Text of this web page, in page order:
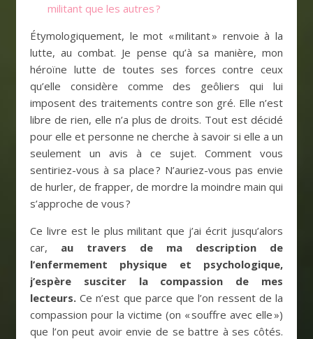
militant que les autres ?
Étymologiquement, le mot « militant » renvoie à la
lutte, au combat. Je pense qu’à sa manière, mon
héroïne lutte de toutes ses forces contre ceux
qu’elle considère comme des geôliers qui lui
imposent des traitements contre son gré. Elle n’est
libre de rien, elle n’a plus de droits. Tout est décidé
pour elle et personne ne cherche à savoir si elle a un
seulement un avis à ce sujet. Comment vous
sentiriez-vous à sa place ? N’auriez-vous pas envie
de hurler, de frapper, de mordre la moindre main qui
s’approche de vous ?
Ce livre est le plus militant que j’ai écrit jusqu’alors
car, au travers de ma description de
l’enfermement physique et psychologique,
j’espère susciter la compassion de mes
lecteurs.Ce n’est que parce que l’on ressent de la
compassion pour la victime (on « souffre avec elle »)
que l’on peut avoir envie de se battre à ses côtés.